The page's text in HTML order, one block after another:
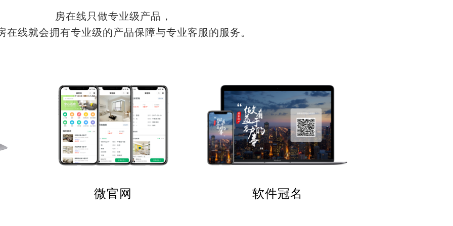
房在线只做专业级产品，
在线就会拥有专业级的产品保障与专业客服的服务。
微官网 软件冠名